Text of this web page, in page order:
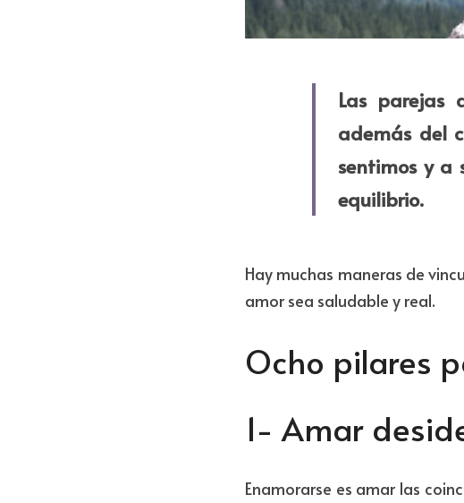
Las parejas
además del
sentimos y a
equilibrio.
Hay muchas maneras de
amor sea saludable y real.
Ocho pilares
1- Amar
Enamorarse es amar las